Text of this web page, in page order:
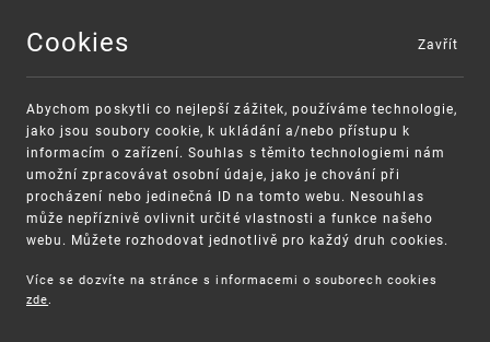
MENU
UPV
Cookies
Abychom poskytli co nejlepší zážitek, používáme technologie,
jako jsou soubory cookie, k ukládání a/nebo přístupu k
informacím o zařízení. Souhlas s těmito technologiemi nám
umožní zpracovávat osobní údaje, jako je chování při
procházení nebo jedinečná ID na tomto webu. Nesouhlas
může nepříznivě ovlivnit určité vlastnosti a funkce našeho
webu. Můžete rozhodovat jednotlivě pro každý druh cookies.
Více se dozvíte na stránce s informacemi o souborech cookies
zde.
Zavřít